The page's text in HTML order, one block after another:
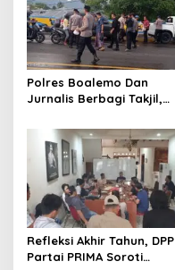
Polres Boalemo Dan
Jurnalis Berbagi Takjil,
Agar Silaturahmi Tetap
Terjaga
Refleksi Akhir Tahun, DPP
Partai PRIMA Soroti